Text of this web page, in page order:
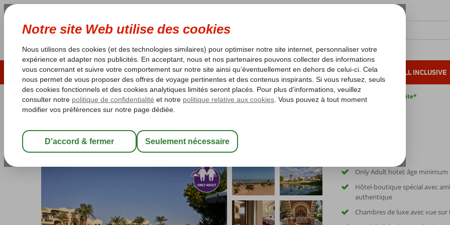
ÉTÉ 2026 LAST MINUTES SOLEIL D'HIVER VACANCES AU SOLEIL ALL INCLUSIVE
Les garanties de vacances Garantie du prix le plus bas* Pas de surcharge carburant Annulation gratuite*
Dawar El Omda Hotel
Only Adult hotel; âge minimum
Hôtel-boutique spécial avec
authentique
Chambres de luxe avec vue sur